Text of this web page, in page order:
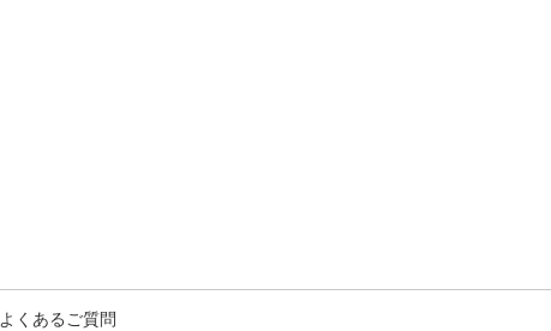
よくあるご質問